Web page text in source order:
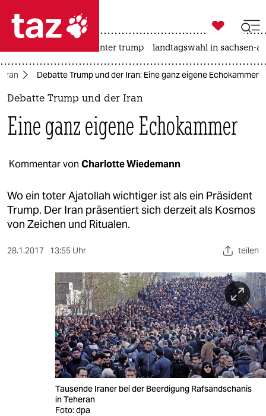
 taz zahl ich
taz zahl ich
politik
öko
gesellschaft
kultur
wahrheit
veranstaltungen

taz zahl ich
usa unter trump landtagswahl in sachsen-
Iran Debatte Trump und der Iran: Eine ganz eigene Echokammer
Debatte Trump und der Iran
Eine ganz eigene Echokammer
Kommentar von Charlotte Wiedemann
Wo ein toter Ajatollah wichtiger ist als ein Präsident
Trump. Der Iran präsentiert sich derzeit als Kosmos
von Zeichen und Ritualen.
28.1.2017 13:55 Uhr teilen
Tausende Iraner bei der Beerdigung Rafsandschanis
in Teheran
Foto: dpa